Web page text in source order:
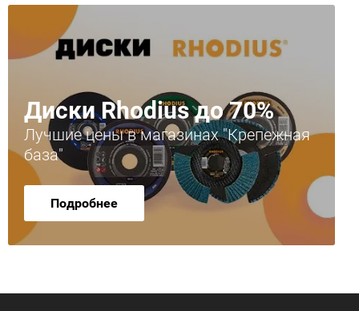
Диски Rhodius до 70%
Лучшие цены в магазинах "Крепежная
база"
Подробнее